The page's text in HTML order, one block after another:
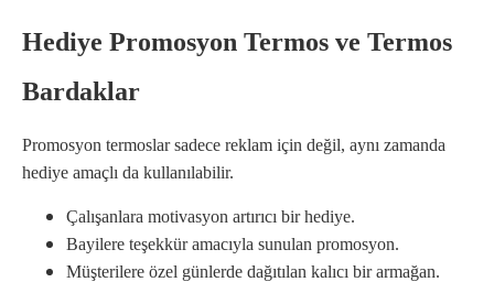
Hediye Promosyon Termos ve Termos
Bardaklar
Promosyon termoslar sadece reklam için değil, aynı zamanda
hediye amaçlı da kullanılabilir.
Çalışanlara motivasyon artırıcı bir hediye.
Bayilere teşekkür amacıyla sunulan promosyon.
Müşterilere özel günlerde dağıtılan kalıcı bir armağan.